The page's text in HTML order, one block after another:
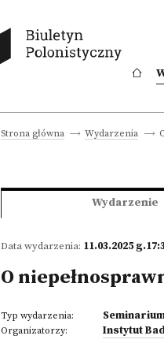
Strona główna Wydarzenia
Wydarzenie
Data wydarzenia: 11.03.2025
O
Typ wydarzenia:
Organizatorzy: Instytut